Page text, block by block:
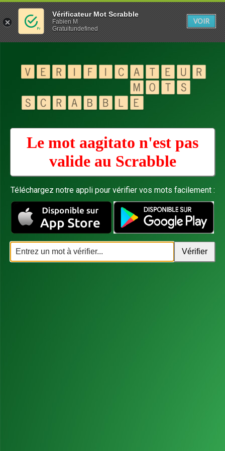
Le mot aagitato n'est pas
valide au Scrabble
Téléchargez notre appli pour vérifier vos mots facilement :
Vérificateur Mot Scrabble
Fabien M
Gratuitundefined
VOIR